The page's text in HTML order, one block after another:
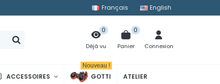
Français English
Déjà vu
0
Panier
0
Connexion
ACCESSOIRES GOTTI
Nouveau !
ATELIER